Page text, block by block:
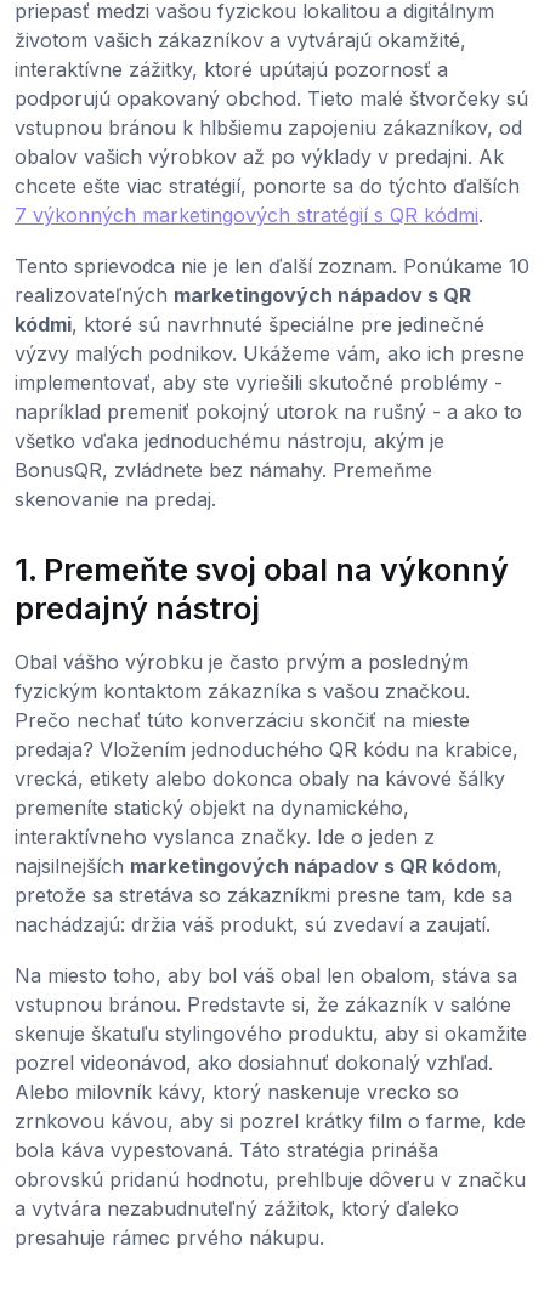
priepasť medzi vašou fyzickou lokalitou a digitálnym
životom vašich zákazníkov a vytvárajú okamžité,
interaktívne zážitky, ktoré upútajú pozornosť a
podporujú opakovaný obchod. Tieto malé štvorčeky sú
vstupnou bránou k hlbšiemu zapojeniu zákazníkov, od
obalov vašich výrobkov až po výklady v predajni. Ak
chcete ešte viac stratégií, ponorte sa do týchto ďalších
7 výkonných marketingových stratégií s QR kódmi.
Tento sprievodca nie je len ďalší zoznam. Ponúkame 10
realizovateľných marketingových nápadov s QR
kódmi, ktoré sú navrhnuté špeciálne pre jedinečné
výzvy malých podnikov. Ukážeme vám, ako ich presne
implementovať, aby ste vyriešili skutočné problémy -
napríklad premeniť pokojný utorok na rušný - a ako to
všetko vďaka jednoduchému nástroju, akým je
BonusQR, zvládnete bez námahy. Premeňme
skenovanie na predaj.
1. Premeňte svoj obal na výkonný
predajný nástroj
Obal vášho výrobku je často prvým a posledným
fyzickým kontaktom zákazníka s vašou značkou.
Prečo nechať túto konverzáciu skončiť na mieste
predaja? Vložením jednoduchého QR kódu na krabice,
vrecká, etikety alebo dokonca obaly na kávové šálky
premeníte statický objekt na dynamického,
interaktívneho vyslanca značky. Ide o jeden z
najsilnejších marketingových nápadov s QR kódom,
pretože sa stretáva so zákazníkmi presne tam, kde sa
nachádzajú: držia váš produkt, sú zvedaví a zaujatí.
Na miesto toho, aby bol váš obal len obalom, stáva sa
vstupnou bránou. Predstavte si, že zákazník v salóne
skenuje škatuľu stylingového produktu, aby si okamžite
pozrel videonávod, ako dosiahnuť dokonalý vzhľad.
Alebo milovník kávy, ktorý naskenuje vrecko so
zrnkovou kávou, aby si pozrel krátky film o farme, kde
bola káva vypestovaná. Táto stratégia prináša
obrovskú pridanú hodnotu, prehlbuje dôveru v značku
a vytvára nezabudnuteľný zážitok, ktorý ďaleko
presahuje rámec prvého nákupu.